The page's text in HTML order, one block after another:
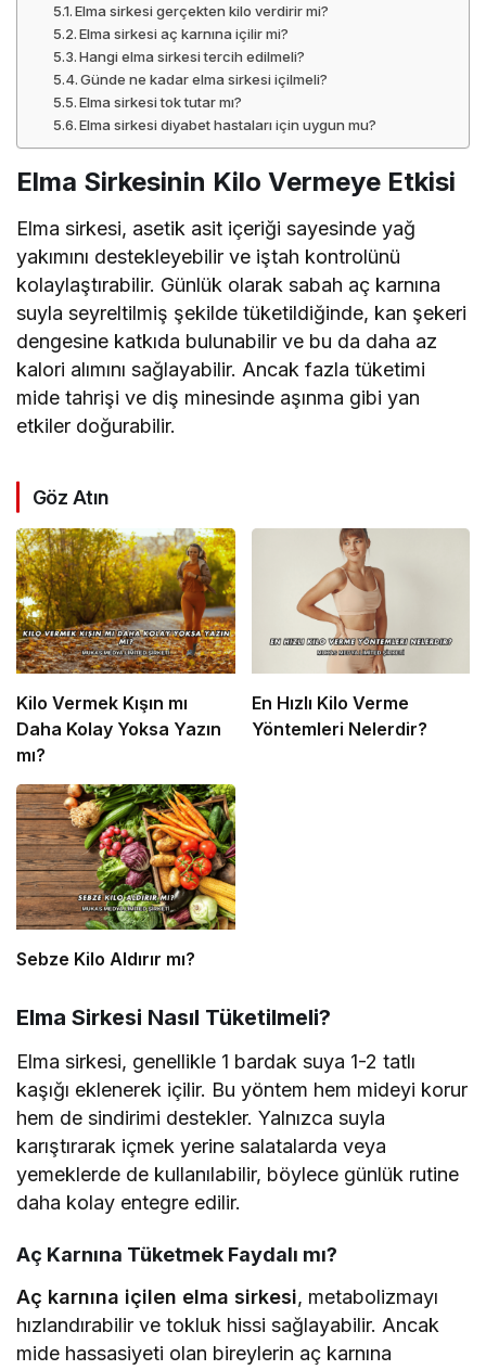
Elma sirkesi gerçekten kilo verdirir mi?
Elma sirkesi aç karnına içilir mi?
Hangi elma sirkesi tercih edilmeli?
Günde ne kadar elma sirkesi içilmeli?
Elma sirkesi tok tutar mı?
Elma sirkesi diyabet hastaları için uygun mu?
Elma Sirkesinin Kilo Vermeye Etkisi
Elma sirkesi, asetik asit içeriği sayesinde yağ
yakımını destekleyebilir ve iştah kontrolünü
kolaylaştırabilir. Günlük olarak sabah aç karnına
suyla seyreltilmiş şekilde tüketildiğinde, kan şekeri
dengesine katkıda bulunabilir ve bu da daha az
kalori alımını sağlayabilir. Ancak fazla tüketimi
mide tahrişi ve diş minesinde aşınma gibi yan
etkiler doğurabilir.
Göz Atın
Kilo Vermek Kışın mı
Daha Kolay Yoksa Yazın
mı?
En Hızlı Kilo Verme
Yöntemleri Nelerdir?
Sebze Kilo Aldırır mı?
Elma Sirkesi Nasıl Tüketilmeli?
Elma sirkesi, genellikle 1 bardak suya 1-2 tatlı
kaşığı eklenerek içilir. Bu yöntem hem mideyi korur
hem de sindirimi destekler. Yalnızca suyla
karıştırarak içmek yerine salatalarda veya
yemeklerde de kullanılabilir, böylece günlük rutine
daha kolay entegre edilir.
Aç Karnına Tüketmek Faydalı mı?
Aç karnına içilen elma sirkesi, metabolizmayı
hızlandırabilir ve tokluk hissi sağlayabilir. Ancak
mide hassasiyeti olan bireylerin aç karnına